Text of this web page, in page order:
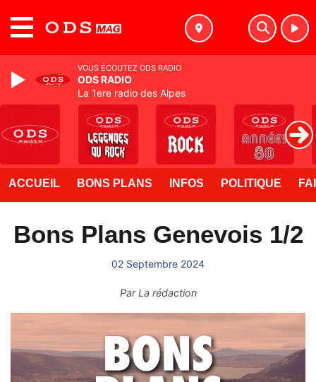
ACCUEIL BONS PLANS INFOS POLITIQUE
Bons Plans Genevois 1/2
02 Septembre 2024
ParLa rédaction
VOUS ÉCOUTEZ ODS RADIO
ODS RADIO
La 1ere radio des Alpes